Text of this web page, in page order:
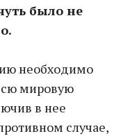
было не
необходимо
мировую
в нее
случае,